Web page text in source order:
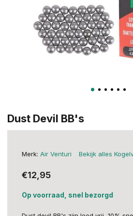
Dust Devil BB's
Merk: Air Venturi Bekijk alles
€12,95
Op voorraad, snel bezorgd